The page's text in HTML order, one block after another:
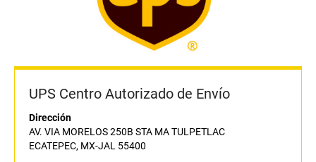
UPS Centro Autorizado de Envío
Dirección
AV. VIA MORELOS 250B STA MA TULPETLAC
ECATEPEC, MX-JAL 55400